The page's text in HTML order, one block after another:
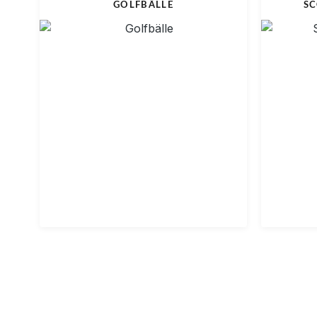
GOLFBÄLLE